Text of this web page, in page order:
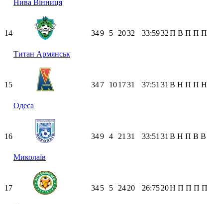
Нива Вінниця
14
Титан Армянськ
349 5 2032 33:5932П В П П П
15
Одеса
347 101731 37:5131В Н П П Н
16
Миколаїв
349 4 2131 33:5131В Н П В В
17 345 5 2420 26:7520Н П П П П